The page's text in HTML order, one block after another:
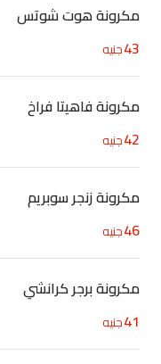
مكرونة هوت شوتس
43جنيه
مكرونة فاهيتا فراخ
42جنيه
مكرونة زنجر سوبريم
46جنيه
مكرونة برجر كرانشي
41جنيه